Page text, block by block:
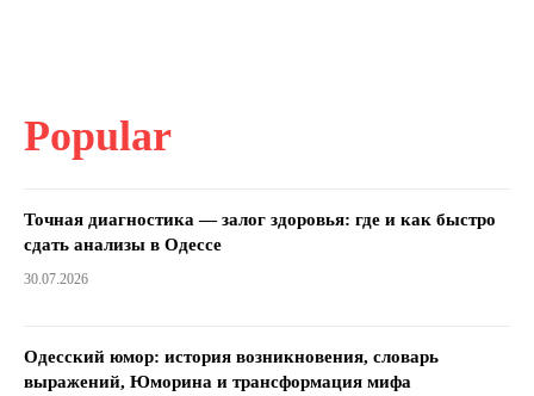
Popular
Точная диагностика — залог здоровья: где и как быстро
сдать анализы в Одессе
30.07.2026
Одесский юмор: история возникновения, словарь
выражений, Юморина и трансформация мифа